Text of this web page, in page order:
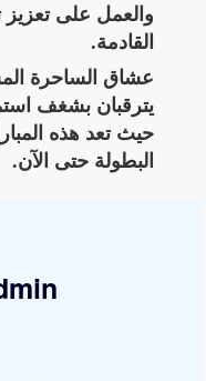
والعمل على تعزيز
القادمة.
عشاق الساحرة
يترقبان بشغف
حيث تعد هذه
البطولة حتى الآن.